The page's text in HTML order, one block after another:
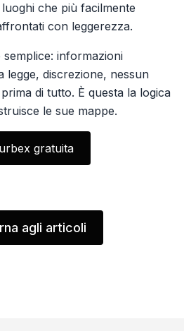
che più facilmente
con leggerezza.
informazioni
legge, discrezione, nessun
di tutto. È questa la logica
le sue mappe.
gratuita
agli articoli